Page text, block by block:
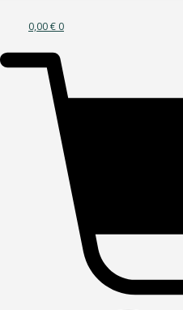
0,00€ 0